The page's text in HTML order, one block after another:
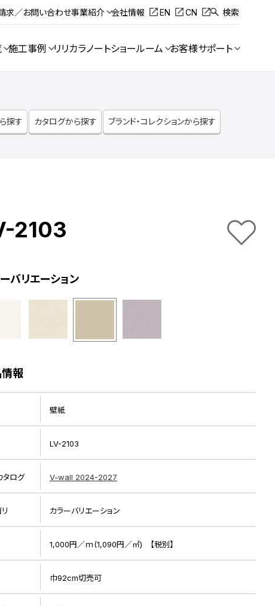
求／お問い合わせ事業紹介 会社情報 EN CN 検索
施工事例 リリカラノートショールーム お客様サポート
探す カタログから探す ブランド・コレクションから探す
2103
バリエーション
報
壁紙
LV-2103
タログ V-wall 2024-2027
カラーバリエーション
1,000円／ｍ(1,090円／㎡) 【税別】
巾92cm切売可